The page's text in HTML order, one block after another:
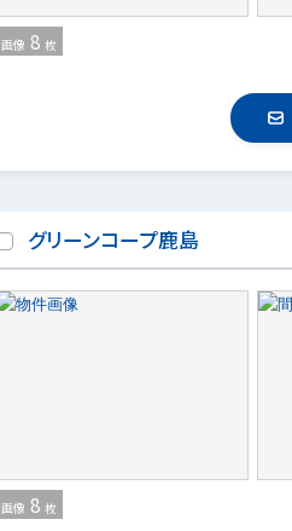
画像 8 枚
グリーンコープ鹿島
画像 8 枚